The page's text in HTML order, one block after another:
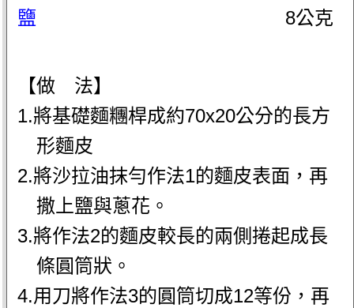
鹽
8公克
【做 法】
1.將基礎麵糰桿成約70x20公分的長方
形麵皮
2.將沙拉油抹勻作法1的麵皮表面，再
撒上鹽與蔥花。
3.將作法2的麵皮較長的兩側捲起成長
條圓筒狀。
4.用刀將作法3的圓筒切成12等份，再